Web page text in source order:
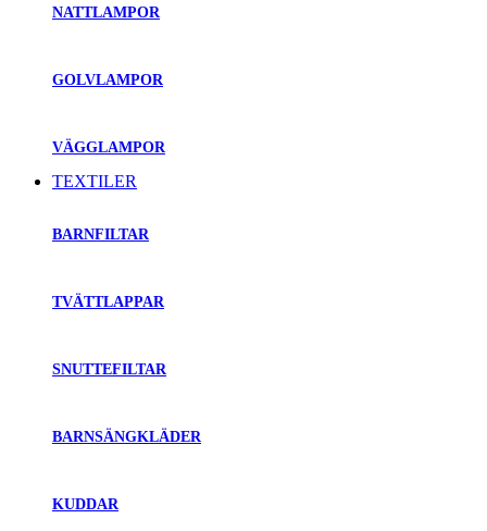
NATTLAMPOR
GOLVLAMPOR
VÄGGLAMPOR
TEXTILER
BARNFILTAR
TVÄTTLAPPAR
SNUTTEFILTAR
BARNSÄNGKLÄDER
KUDDAR